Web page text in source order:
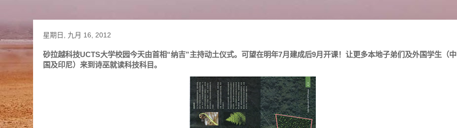
星期日, 九月 16, 2012
砂拉越科技UCTS大学校园今天由首相“纳吉”主持动土仪式。可望在明年7月建成后9月开课！让更多本地子弟们及外国学生（中
国及印尼）来到诗巫就读科技科目。